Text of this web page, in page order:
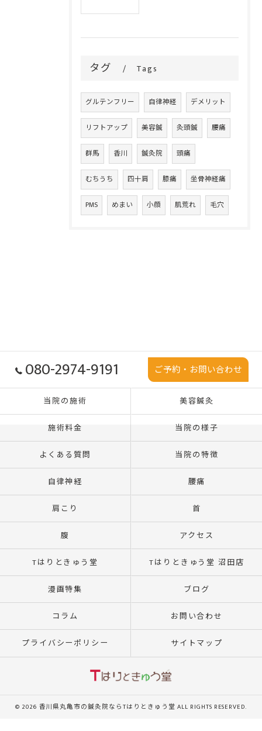
タグ Tags
グルテンフリー 自律神経 デメリット
リフトアップ 美容鍼 灸頭鍼 腰痛
群馬 香川 鍼灸院 頭痛
むちうち 四十肩 膝痛 坐骨神経痛
PMS めまい 小顔 肌荒れ 毛穴
080-2974-9191 ご予約・お問い合わせ
当院の施術 美容鍼灸
施術料金 当院の様子
よくある質問 当院の特徴
自律神経 腰痛
肩こり 首
腹 アクセス
Tはりときゅう堂 Tはりときゅう堂 沼田店
漫画特集 ブログ
コラム お問い合わせ
プライバシーポリシー サイトマップ
© 2026 香川県丸亀市の鍼灸院ならTはりときゅう堂 ALL RIGHTS RESERVED.